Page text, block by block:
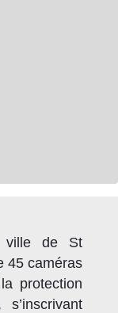
ville de St
45 caméras
protection